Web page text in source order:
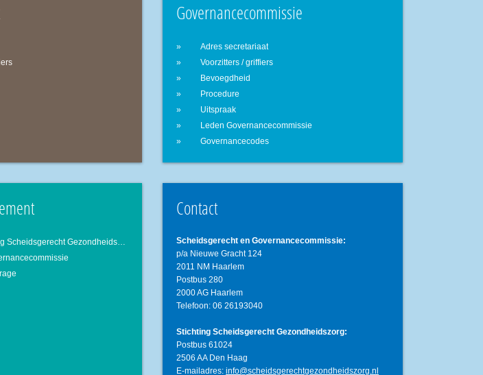
Governancecommissie
Adres secretariaat
Voorzitters / griffiers
Bevoegdheid
Procedure
Uitspraak
Leden Governancecommissie
Governancecodes
Statuten Stichting Scheidsgerecht Gezondheidszorg
Contact
Scheidsgerecht en Governancecommissie:
p/a Nieuwe Gracht 124
2011 NM Haarlem
Postbus 280
2000 AG Haarlem
Telefoon: 06 26193040
Stichting Scheidsgerecht Gezondheidszorg:
Postbus 61024
2506 AA Den Haag
E-mailadres: info@scheidsgerechtgezondheidszorg.nl